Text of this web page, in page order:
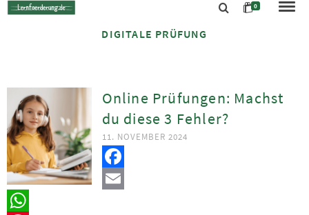
0
DIGITALE PRÜFUNG
Online Prüfungen: Machst
du diese 3 Fehler?
11. NOVEMBER 2024
Facebook
Email